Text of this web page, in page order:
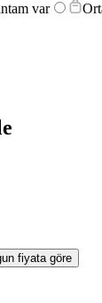
var
fiyata göre